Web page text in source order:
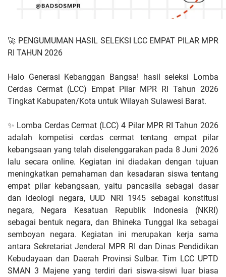
🚀 PENGUMUMAN HASIL SELEKSI LCC EMPAT PILAR MPR
RI TAHUN 2026​
Halo Generasi Kebanggan Bangsa! ​hasil seleksi Lomba
Cerdas Cermat (LCC) Empat Pilar MPR RI Tahun 2026
Tingkat Kabupaten/Kota untuk Wilayah Sulawesi Barat.​
✨ Lomba Cerdas Cermat (LCC) 4 Pilar MPR RI Tahun 2026
adalah kompetisi cerdas cermat tentang empat pilar
kebangsaan yang telah diselenggarakan pada 8 Juni 2026
lalu secara online. Kegiatan ini diadakan dengan tujuan
meningkatkan pemahaman dan kesadaran siswa tentang
empat pilar kebangsaan, yaitu pancasila sebagai dasar
dan ideologi negara, UUD NRI 1945 sebagai konstitusi
negara, Negara Kesatuan Republik Indonesia (NKRI)
sebagai bentuk negara, dan Bhineka Tunggal Ika sebagai
semboyan negara. Kegiatan ini merupakan kerja sama
antara Sekretariat Jenderal MPR RI dan Dinas Pendidikan
Kebudayaan dan Daerah Provinsi Sulbar. Tim LCC UPTD
SMAN 3 Majene yang terdiri dari siswa-siswi luar biasa